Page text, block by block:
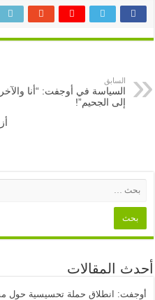
السابق
السياسة في أوجفت: “أنا
إلى الجحيم”!
أحدث المقالات
أوجفت: انطلاق حملة تحسيسية حول